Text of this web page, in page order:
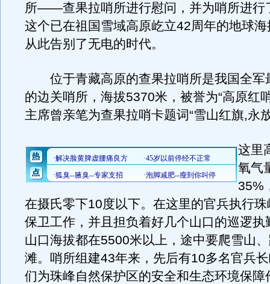
所——查果拉哨所进行慰问，并为哨所进行
这个已在祖国雪域高原屹立42周年的地球
从此告别了无电的时代。
位于青藏高原的查果拉哨所是我国全军
的边关哨所，海拔5370米，被誉为“高原红
主席曾亲笔为查果拉哨卡题词“雪山红旗,永
这里
氧气
35%
在摄氏零下10度以下。在这里的官兵执行
保卫工作，并且担负着好几个山口的巡逻执
山口海拔都在5500米以上，途中要爬雪山
滩。哨所组建43年来，先后有10多名官兵
们为珠峰自然保护区的安全和生态环境保障